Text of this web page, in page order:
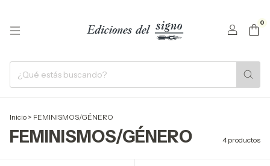
0
Inicio > FEMINISMOS/GÉNERO
FEMINISMOS/GÉNERO 4 productos